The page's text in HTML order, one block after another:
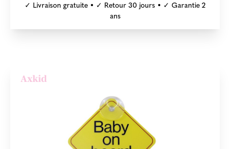
✓ Livraison gratuite • ✓ Retour 30 jours • ✓ Garantie 2
ans
Axkid